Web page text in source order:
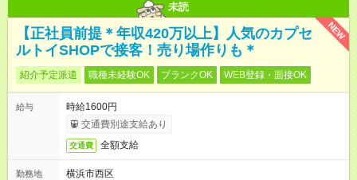
未読
NEW
【正社員前提＊年収420万以上】人気のカプセ
ルトイSHOPで接客！売り場作りも＊
紹介予定派遣 職種未経験OK ブランクOK WEB登録・面接OK
給与
時給1600円
交通費別途支給あり
交通費 全額支給
勤務地
横浜市西区